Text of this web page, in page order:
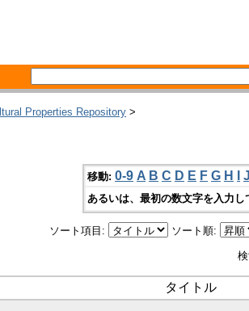
Properties Repository >
移動: 0-9 A B C D E F G H J
あるいは、最初の数文字を入力し
ソート項目: ソート順:
タイトル